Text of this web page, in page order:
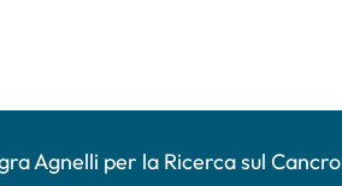
Agnelli per la Ricerca sul Cancro